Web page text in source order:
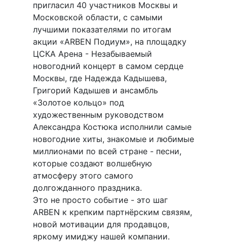
пригласил 40 участников Москвы и
Московской области, с самыми
лучшими показателями по итогам
акции «ARBEN Подиум», на площадку
ЦСКА Арена - Незабываемый
новогодний концерт в самом сердце
Москвы, где Надежда Кадышева,
Григорий Кадышев и ансамбль
«Золотое кольцо» под
художественным руководством
Александра Костюка исполнили самые
новогодние хиты, знакомые и любимые
миллионами по всей стране - песни,
которые создают волшебную
атмосферу этого самого
долгожданного праздника.
Это не просто событие - это шаг
ARBEN к крепким партнёрским связям,
новой мотивации для продавцов,
яркому имиджу нашей компании.